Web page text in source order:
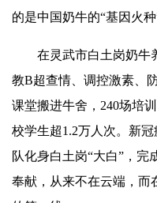
的是中国奶牛的“基因火种
在灵武市白土岗奶牛
教B超查情、调控激素、
课堂搬进牛舍，240场培
校学生超1.2万人次。新
队化身白土岗“大白”，完
奉献，从来不在云端，而